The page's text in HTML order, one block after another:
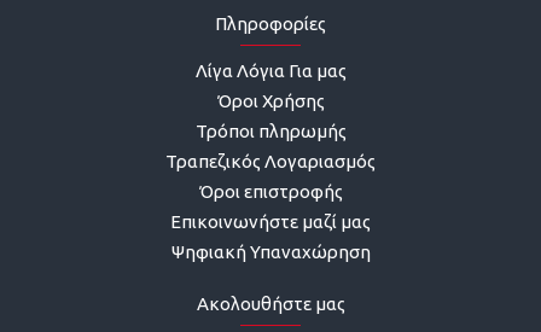
Πληροφορίες
Λίγα Λόγια Για μας
Όροι Χρήσης
Τρόποι πληρωμής
Τραπεζικός Λογαριασμός
Όροι επιστροφής
Επικοινωνήστε μαζί μας
Ψηφιακή Υπαναχώρηση
Ακολουθήστε μας